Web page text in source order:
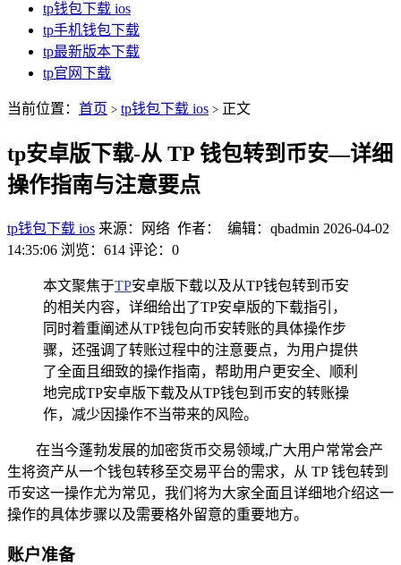
tp钱包下载 ios
tp手机钱包下载
tp最新版本下载
tp官网下载
当前位置： 首页 > tp钱包下载 ios > 正文
tp安卓版下载-从 TP 钱包转到币安—详细
操作指南与注意要点
tp钱包下载 ios 来源：网络 作者： 编辑：qbadmin 2026-04-02
14:35:06 浏览：614 评论：0
本文聚焦于TP安卓版下载以及从TP钱包转到币安
的相关内容，详细给出了TP安卓版的下载指引，
同时着重阐述从TP钱包向币安转账的具体操作步
骤，还强调了转账过程中的注意要点，为用户提供
了全面且细致的操作指南，帮助用户更安全、顺利
地完成TP安卓版下载及从TP钱包到币安的转账操
作，减少因操作不当带来的风险。
在当今蓬勃发展的加密货币交易领域,广大用户常常会产
生将资产从一个钱包转移至交易平台的需求，从 TP 钱包转到
币安这一操作尤为常见，我们将为大家全面且详细地介绍这一
操作的具体步骤以及需要格外留意的重要地方。
账户准备